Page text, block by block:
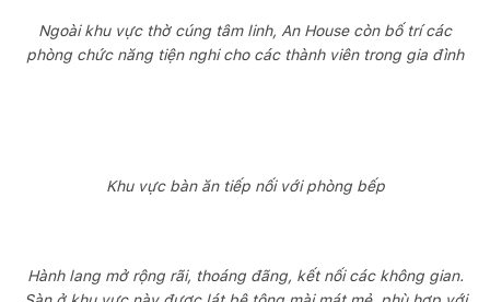
Ngoài khu vực thờ cúng tâm linh, An House còn bố trí các
phòng chức năng tiện nghi cho các thành viên trong gia đình
Khu vực bàn ăn tiếp nối với phòng bếp
Hành lang mở rộng rãi, thoáng đãng, kết nối các không gian.